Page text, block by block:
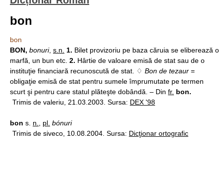
bon
bon
BON, bonuri, s.n. 1. Bilet provizoriu pe baza căruia se eliberează o
marfă, un bun etc. 2. Hârtie de valoare emisă de stat sau de o
instituţie financiară recunoscută de stat. ♢ Bon de tezaur =
obligaţie emisă de stat pentru sumele împrumutate pe termen
scurt şi pentru care statul plăteşte dobândă. – Din fr. bon.
Trimis de valeriu, 21.03.2003. Sursa: DEX '98
bon s. n. pl. bónuri
Trimis de siveco, 10.08.2004. Sursa: Dicţionar ortografic